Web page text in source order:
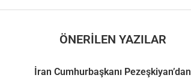
ÖNERILEN YAZILAR
İran Cumhurbaşkanı Pezeşkiyan’dan